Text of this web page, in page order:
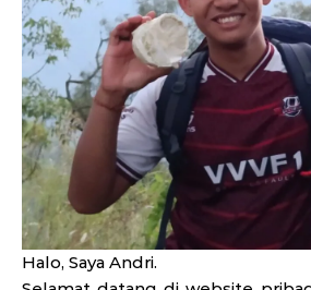
Halo, Saya Andri.